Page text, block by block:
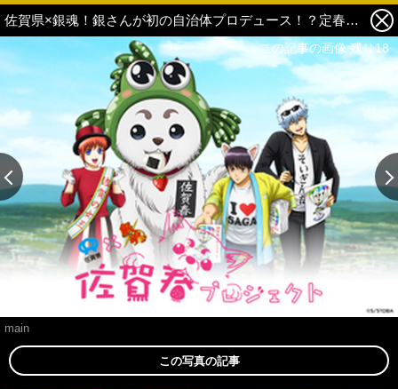
佐賀県×銀魂！銀さんが初の自治体プロデュース！？定春が「佐賀春」に改名「佐賀春プロジェクト」開催！ 1枚目の写真・画像
main
この写真の記事
この記事の画像 残り18